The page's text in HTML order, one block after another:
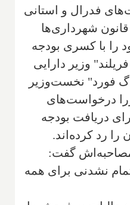
فدرال و استانی
شهرداری‌ها
را با کسری بودجه
وزیر دارایی
فورد" نخست‌وزیر
درخواست‌های
دریافت بودجه
رد کرده‌اند.
مصاحبه‌اش گفت:
نشدنی برای همه